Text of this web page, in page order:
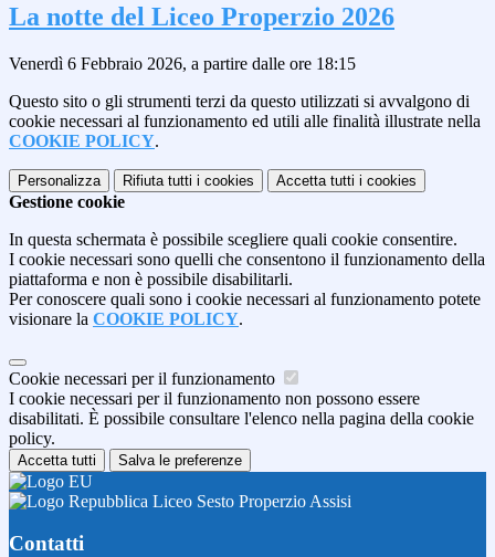
La notte del Liceo Properzio 2026
Venerdì 6 Febbraio 2026, a partire dalle ore 18:15
Questo sito o gli strumenti terzi da questo utilizzati si avvalgono di
cookie necessari al funzionamento ed utili alle finalità illustrate nella
COOKIE POLICY.
Personalizza Rifiuta tutti i cookies Accetta tutti i cookies
Gestione cookie
In questa schermata è possibile scegliere quali cookie consentire.
I cookie necessari sono quelli che consentono il funzionamento della
piattaforma e non è possibile disabilitarli.
Per conoscere quali sono i cookie necessari al funzionamento potete
visionare la COOKIE POLICY.
Cookie necessari per il funzionamento
I cookie necessari per il funzionamento non possono essere
disabilitati. È possibile consultare l'elenco nella pagina della cookie
policy.
Accetta tutti Salva le preferenze
Liceo Sesto Properzio Assisi
Contatti